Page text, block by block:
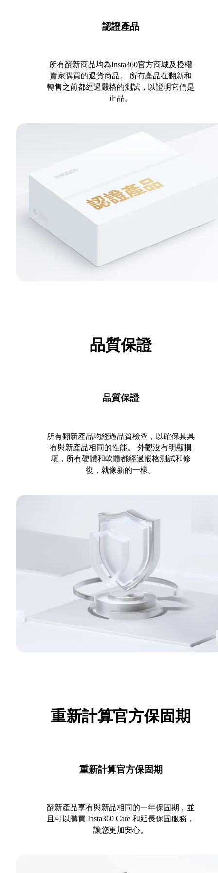
認證產品
所有翻新商品均為Insta360官方商城及授權
賣家購買的退貨商品。 所有產品在翻新和
轉售之前都經過嚴格的測試，以證明它們是
正品。
品質保證
品質保證
所有翻新產品均經過品質檢查，以確保其具
有與新產品相同的性能。 外觀沒有明顯損
壞，所有硬體和軟體都經過嚴格測試和修
復，就像新的一樣。
重新計算官方保固期
重新計算官方保固期
翻新產品享有與新品相同的一年保固期，並
且可以購買 Insta360 Care 和延長保固服務，
讓您更加安心。